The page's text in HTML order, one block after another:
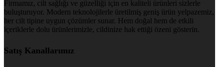
Firmamız, cilt sağlığı ve güzelliği için en kaliteli ürünleri sizlerle
buluşturuyor. Modern teknolojilerle üretilmiş geniş ürün yelpazemiz,
her cilt tipine uygun çözümler sunar. Hem doğal hem de etkili
içeriklerle dolu ürünlerimizle, cildinize hak ettiği özeni gösterin.
Satış Kanallarımız